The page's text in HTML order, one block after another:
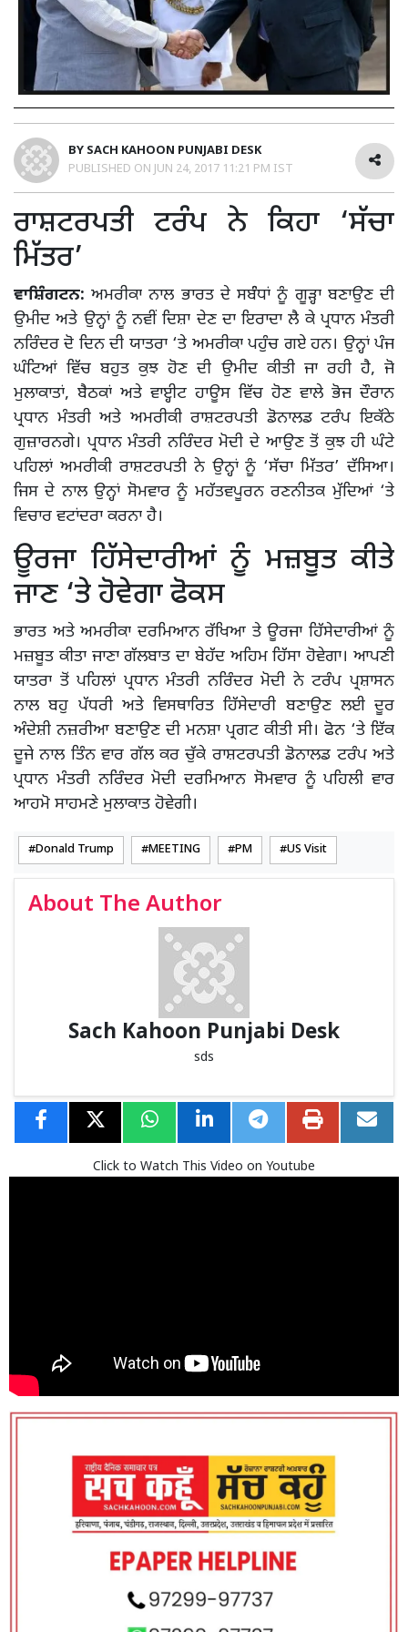
BY SACH KAHOON PUNJABI DESK
PUBLISHED ON JUN 24, 2017 11:21 PM IST
ਰਾਸ਼ਟਰਪਤੀ ਟਰੰਪ ਨੇ ਕਿਹਾ ‘ਸੱਚਾ
ਮਿੱਤਰ’
ਵਾਸ਼ਿੰਗਟਨ: ਅਮਰੀਕਾ ਨਾਲ ਭਾਰਤ ਦੇ ਸਬੰੰਧਾਂ ਨੂੰ ਗੂੜ੍ਹਾ ਬਣਾਉਣ ਦੀ
ਉਮੀਦ ਅਤੇ ਉਨ੍ਹਾਂ ਨੂੰ ਨਵੀਂ ਦਿਸ਼ਾ ਦੇਣ ਦਾ ਇਰਾਦਾ ਲੈ ਕੇ ਪ੍ਰਧਾਨ ਮੰਤਰੀ
ਨਰਿੰਦਰ ਦੋ ਦਿਨ ਦੀ ਯਾਤਰਾ ‘ਤੇ ਅਮਰੀਕਾ ਪਹੁੰਚ ਗਏ ਹਨ। ਉਨ੍ਹਾਂ ਪੰਜ
ਘੰਟਿਆਂ ਵਿੱਚ ਬਹੁਤ ਕੁਝ ਹੋਣ ਦੀ ਉਮੀਦ ਕੀਤੀ ਜਾ ਰਹੀ ਹੈ, ਜੋ
ਮੁਲਾਕਾਤਾਂ, ਬੈਠਕਾਂ ਅਤੇ ਵਾੲ੍ਹੀਟ ਹਾਊਸ ਵਿੱਚ ਹੋਣ ਵਾਲੇ ਭੋਜ ਦੌਰਾਨ
ਪ੍ਰਧਾਨ ਮੰਤਰੀ ਅਤੇ ਅਮਰੀਕੀ ਰਾਸ਼ਟਰਪਤੀ ਡੋਨਾਲਡ ਟਰੰਪ ਇਕੱਠੇ
ਗੁਜ਼ਾਰਨਗੇ। ਪ੍ਰਧਾਨ ਮੰਤਰੀ ਨਰਿੰਦਰ ਮੋਦੀ ਦੇ ਆਉਣ ਤੋਂ ਕੁਝ ਹੀ ਘੰਟੇ
ਪਹਿਲਾਂ ਅਮਰੀਕੀ ਰਾਸ਼ਟਰਪਤੀ ਨੇ ਉਨ੍ਹਾਂ ਨੂੰ ‘ਸੱਚਾ ਮਿੱਤਰ’ ਦੱਸਿਆ।
ਜਿਸ ਦੇ ਨਾਲ ਉਨ੍ਹਾਂ ਸੋਮਵਾਰ ਨੂੰ ਮਹੱਤਵਪੂਰਨ ਰਣਨੀਤਕ ਮੁੱਦਿਆਂ ‘ਤੇ
ਵਿਚਾਰ ਵਟਾਂਦਰਾ ਕਰਨਾ ਹੈ।
ਊਰਜਾ ਹਿੱਸੇਦਾਰੀਆਂ ਨੂੰ ਮਜ਼ਬੂਤ ਕੀਤੇ
ਜਾਣ ‘ਤੇ ਹੋਵੇਗਾ ਫੋਕਸ
ਭਾਰਤ ਅਤੇ ਅਮਰੀਕਾ ਦਰਮਿਆਨ ਰੱਖਿਆ ਤੇ ਊਰਜਾ ਹਿੱਸੇਦਾਰੀਆਂ ਨੂੰ
ਮਜ਼ਬੂਤ ਕੀਤਾ ਜਾਣਾ ਗੱਲਬਾਤ ਦਾ ਬੇਹੱਦ ਅਹਿਮ ਹਿੱਸਾ ਹੋਵੇਗਾ। ਆਪਣੀ
ਯਾਤਰਾ ਤੋਂ ਪਹਿਲਾਂ ਪ੍ਰਧਾਨ ਮੰਤਰੀ ਨਰਿੰਦਰ ਮੋਦੀ ਨੇ ਟਰੰਪ ਪ੍ਰਸ਼ਾਸਨ
ਨਾਲ ਬਹੁ ਪੱਧਰੀ ਅਤੇ ਵਿਸਥਾਰਿਤ ਹਿੱਸੇਦਾਰੀ ਬਣਾਉਣ ਲਈ ਦੂਰ
ਅੰਦੇਸ਼ੀ ਨਜ਼ਰੀਆ ਬਣਾਉਣ ਦੀ ਮਨਸ਼ਾ ਪ੍ਰਗਟ ਕੀਤੀ ਸੀ। ਫੋਨ ‘ਤੇ ਇੱਕ
ਦੂਜੇ ਨਾਲ ਤਿੰਨ ਵਾਰ ਗੱਲ ਕਰ ਚੁੱਕੇ ਰਾਸ਼ਟਰਪਤੀ ਡੋਨਾਲਡ ਟਰੰਪ ਅਤੇ
ਪ੍ਰਧਾਨ ਮੰਤਰੀ ਨਰਿੰਦਰ ਮੋਦੀ ਦਰਮਿਆਨ ਸੋਮਵਾਰ ਨੂੰ ਪਹਿਲੀ ਵਾਰ
ਆਹਮੋ ਸਾਹਮਣੇ ਮੁਲਾਕਾਤ ਹੋਵੇਗੀ।
Donald Trump MEETING PM US Visit
About The Author
Sach Kahoon Punjabi Desk
sds
Click to Watch This Video on Youtube